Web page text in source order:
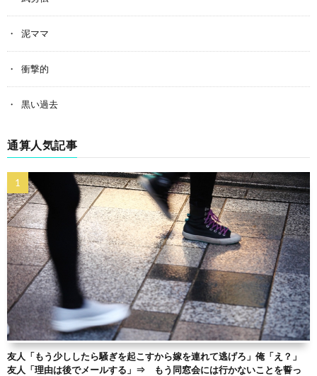
泥ママ
衝撃的
黒い過去
通算人気記事
友人「もう少ししたら騒ぎを起こすから嫁を連れて逃げろ」俺「え？」
友人「理由は後でメールする」⇒ もう同窓会には行かないことを誓っ